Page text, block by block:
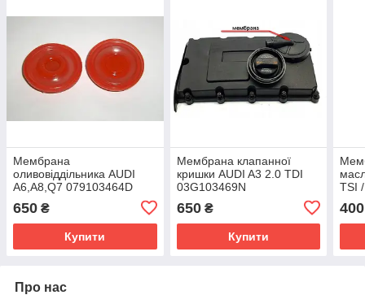
Мембрана
оливовіддільника AUDI
A6,A8,Q7 079103464D
650 ₴
Купити
Мембрана клапанної
кришки AUDI A3 2.0 TDI
03G103469N
650₴
Купити
TSI
400
Про нас